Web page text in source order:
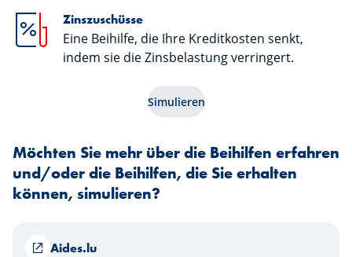
Zinszuschüsse
Eine Beihilfe, die Ihre Kreditkosten senkt,
indem sie die Zinsbelastung verringert.
Simulieren
Möchten Sie mehr über die Beihilfen erfahren
und/oder die Beihilfen, die Sie erhalten
können, simulieren?
Aides.lu